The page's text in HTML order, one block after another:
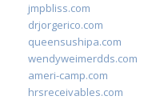
jmpbliss.com
drjorgerico.com
queensushipa.com
wendyweimerdds.com
ameri-camp.com
hrsreceivables.com